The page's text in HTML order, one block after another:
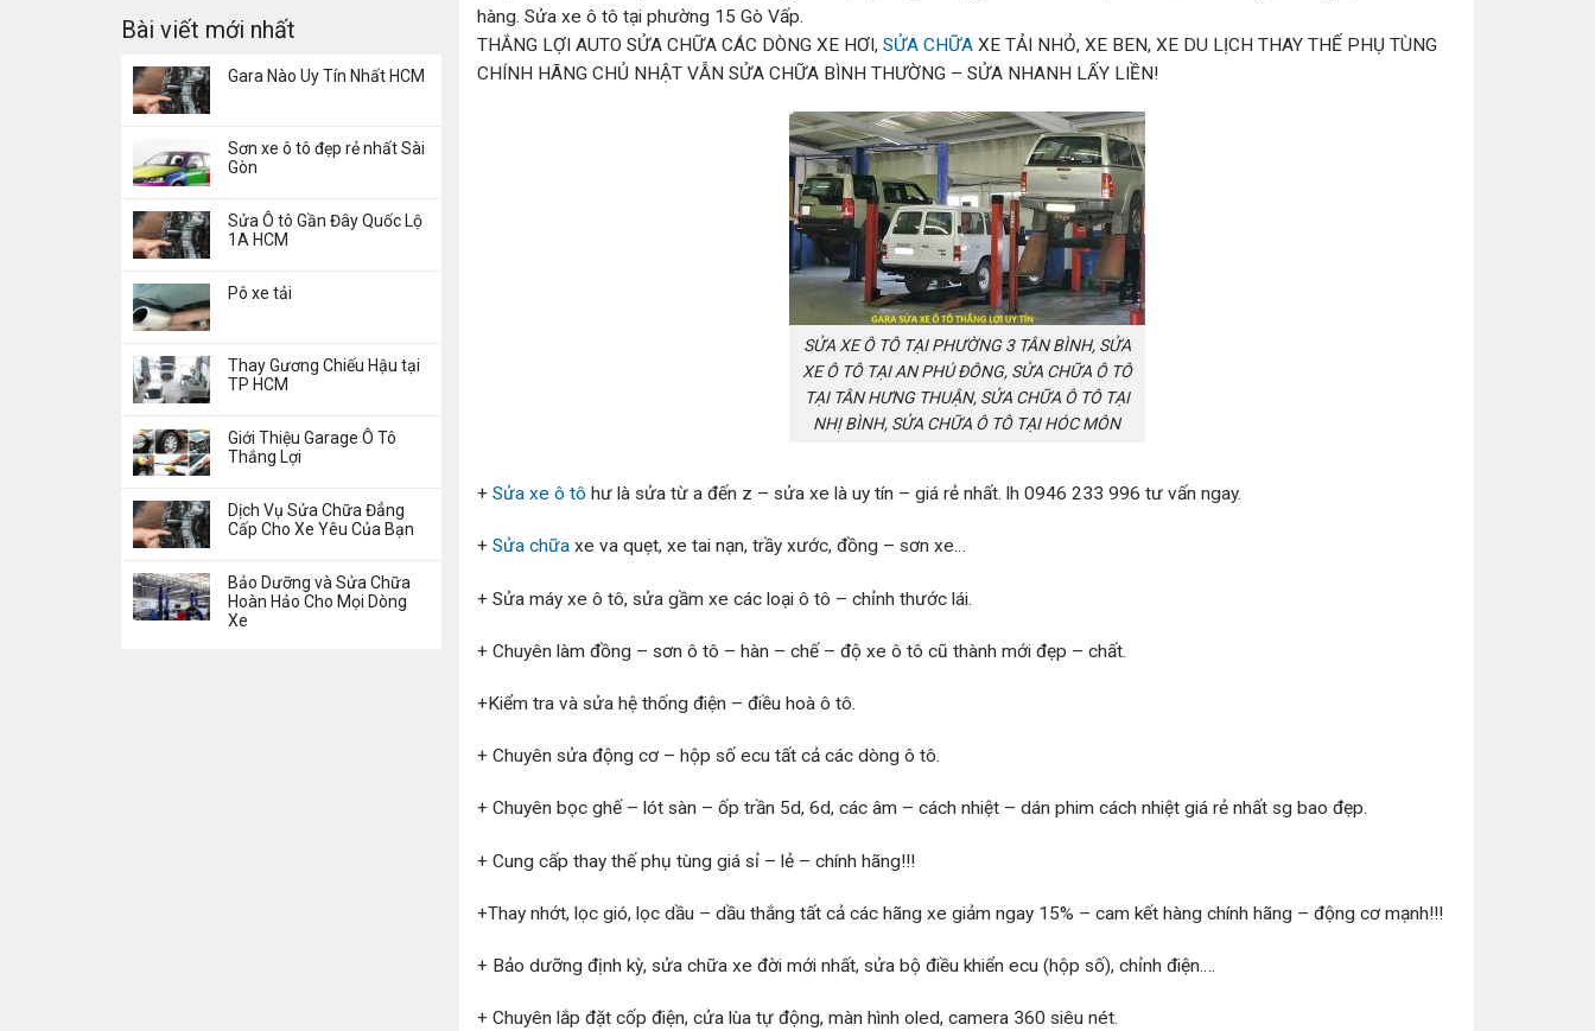
Bài viết mới nhất
Gara Nào Uy Tín Nhất HCM
Sơn xe ô tô đẹp rẻ nhất Sài
Gòn
Sửa Ô tô Gần Đây Quốc Lộ
1A HCM
Pô xe tải
Thay Gương Chiếu Hậu tại
TP HCM
Giới Thiệu Garage Ô Tô
Thắng Lợi
Dịch Vụ Sửa Chữa Đẳng
Cấp Cho Xe Yêu Của Bạn
Bảo Dưỡng và Sửa Chữa
Hoàn Hảo Cho Mọi Dòng
Xe
hàng. Sửa xe ô tô tại phường 15 Gò Vấp.
THẮNG LỢI AUTO SỬA CHỮA CÁC DÒNG XE HƠI, SỬA CHỮA XE TẢI NHỎ, XE BEN, XE DU LỊCH THAY THẾ PHỤ TÙNG
CHÍNH HÃNG CHỦ NHẬT VẪN SỬA CHỮA BÌNH THƯỜNG – SỬA NHANH LẤY LIỀN!
SỬA XE Ô TÔ TẠI PHƯỜNG 3 TÂN BÌNH, SỬA
XE Ô TÔ TẠI AN PHÚ ĐÔNG, SỬA CHỮA Ô TÔ
TẠI TÂN HƯNG THUẬN, SỬA CHỮA Ô TÔ TẠI
NHỊ BÌNH, SỬA CHỮA Ô TÔ TẠI HÓC MÔN
+ Sửa xe ô tô hư là sửa từ a đến z – sửa xe là uy tín – giá rẻ nhất. lh 0946 233 996 tư vấn ngay.
+ Sửa chữa xe va quẹt, xe tai nạn, trầy xước, đồng – sơn xe…
+ Sửa máy xe ô tô, sửa gầm xe các loại ô tô – chỉnh thước lái.
+ Chuyên làm đồng – sơn ô tô – hàn – chế – độ xe ô tô cũ thành mới đẹp – chất.
+Kiểm tra và sửa hệ thống điện – điều hoà ô tô.
+ Chuyên sửa động cơ – hộp số ecu tất cả các dòng ô tô.
+ Chuyên bọc ghế – lót sàn – ốp trần 5d, 6d, các âm – cách nhiệt – dán phim cách nhiệt giá rẻ nhất sg bao đẹp.
+ Cung cấp thay thế phụ tùng giá sỉ – lẻ – chính hãng!!!
+Thay nhớt, lọc gió, lọc dầu – dầu thắng tất cả các hãng xe giảm ngay 15% – cam kết hàng chính hãng – động cơ mạnh!!!
+ Bảo dưỡng định kỳ, sửa chữa xe đời mới nhất, sửa bộ điều khiển ecu (hộp số), chỉnh điện….
+ Chuyên lắp đặt cốp điện, cửa lùa tự động, màn hình oled, camera 360 siêu nét.